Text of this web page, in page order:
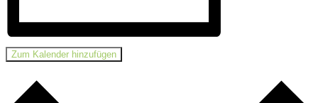
Zum Kalender hinzufügen